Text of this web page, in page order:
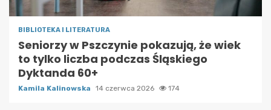
BIBLIOTEKA I LITERATURA
Seniorzy w Pszczynie pokazują, że wiek
to tylko liczba podczas Śląskiego
Dyktanda 60+
Kamila Kalinowska 14 czerwca 2026 174